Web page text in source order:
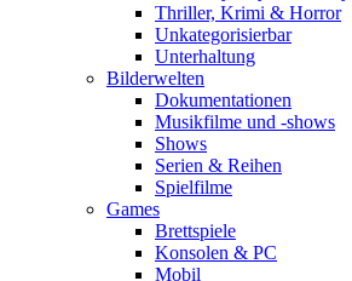
Thriller, Krimi & Horror
Unkategorisierbar
Unterhaltung
Bilderwelten
Dokumentationen
Musikfilme und -shows
Shows
Serien & Reihen
Spielfilme
Games
Brettspiele
Konsolen & PC
Mobil